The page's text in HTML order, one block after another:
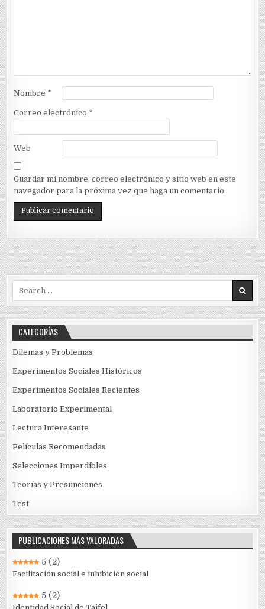
Nombre *
Correo electrónico *
Web
Guardar mi nombre, correo electrónico y sitio web en este
navegador para la próxima vez que haga un comentario.
CATEGORÍAS
Dilemas y Problemas
Experimentos Sociales Históricos
Experimentos Sociales Recientes
Laboratorio Experimental
Lectura Interesante
Películas Recomendadas
Selecciones Imperdibles
Teorías y Presunciones
Test
PUBLICACIONES MÁS VALORADAS
5 (2)
Facilitación social e inhibición social
5 (2)